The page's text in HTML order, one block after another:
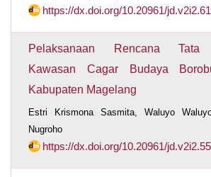
https://dx.doi.org/10.20961/
Pelaksanaan Rencana Tata
Kawasan Cagar Budaya
Kabupaten Magelang
Estri Krismona Sasmita, Waluyo
Nugroho
https://dx.doi.org/10.20961/